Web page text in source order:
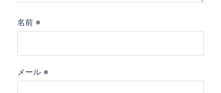
名前 ※
メール ※